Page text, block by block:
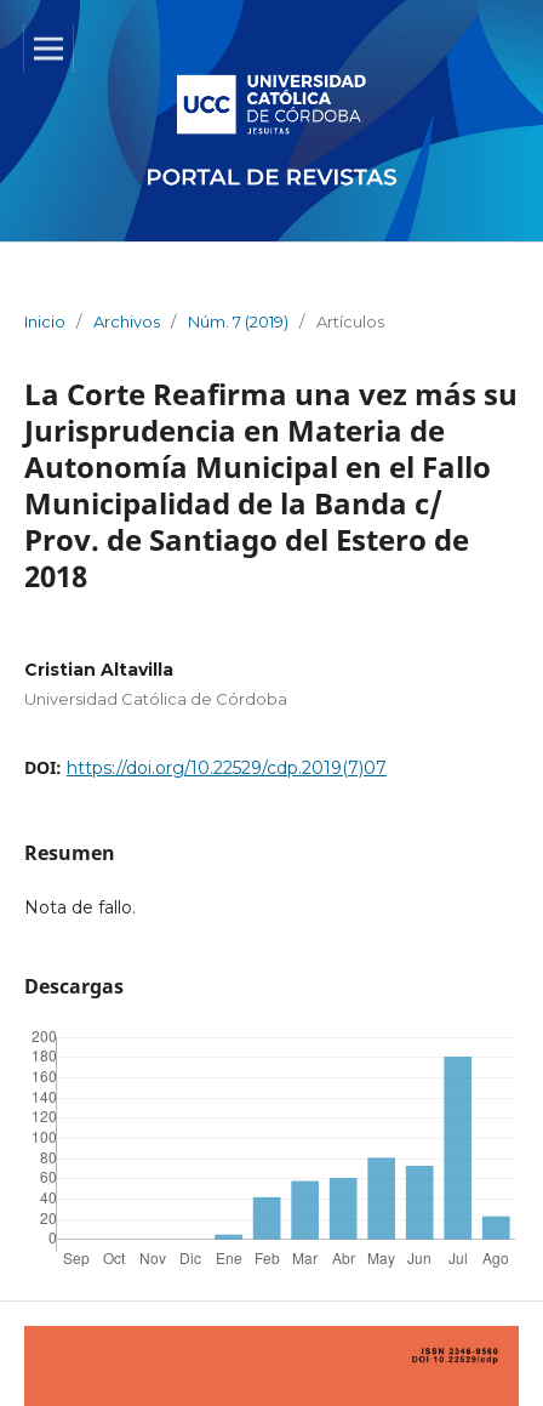
Inicio / Archivos / Núm. 7 (2019) / Artículos
La Corte Reafirma una vez más su
Jurisprudencia en Materia de
Autonomía Municipal en el Fallo
Municipalidad de la Banda c/
Prov. de Santiago del Estero de
2018
Cristian Altavilla
Universidad Católica de Córdoba
DOI: https://doi.org/10.22529/cdp.2019(7)07
Resumen
Nota de fallo.
Descargas